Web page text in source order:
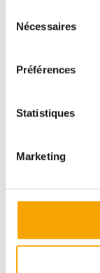
Nécessaires
Préférences
Statistiques
Marketing
Pour plus
Afafe FAHI